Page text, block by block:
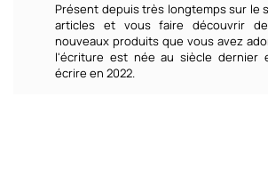
Présent depuis très longtemps sur le
articles et vous faire découvrir
nouveaux produits que vous avez
l'écriture est née au siècle dernier
écrire en 2022.